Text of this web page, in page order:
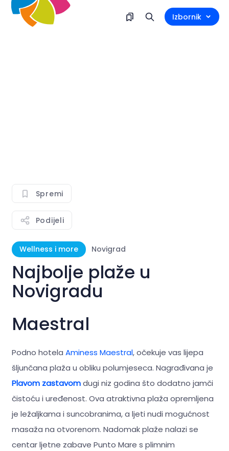
Izbornik
Spremi
Podijeli
Wellness i more Novigrad
Najbolje plaže u
Novigradu
Maestral
Podno hotela Aminess Maestral, očekuje vas lijepa
šljunčana plaža u obliku polumjeseca. Nagrađivana je
Plavom zastavomdugi niz godina što dodatno jamči
čistoću i uređenost. Ova atraktivna plaža opremljena
je ležaljkama i suncobranima, a ljeti nudi mogućnost
masaža na otvorenom. Nadomak plaže nalazi se
centar ljetne zabave Punto Mare s plimnim